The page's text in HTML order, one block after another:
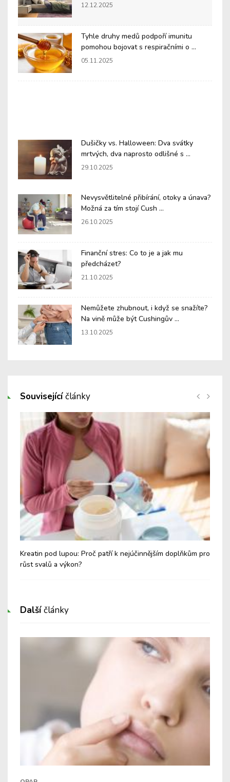
12.12.2025
Tyhle druhy medů podpoří imunitu
pomohou bojovat s respiračními o ...
05.11.2025
Dušičky vs. Halloween: Dva svátky
mrtvých, dva naprosto odlišné s ...
29.10.2025
Nevysvětlitelné přibírání, otoky a únava?
Možná za tím stojí Cush ...
26.10.2025
Finanční stres: Co to je a jak mu
předcházet?
21.10.2025
Nemůžete zhubnout, i když se snažíte?
Na vině může být Cushingův ...
13.10.2025
Souvisejícíčlánky
Kreatin pod lupou: Proč patří k nejúčinnějším doplňkům pro
růst svalů a výkon?
Dalšíčlánky